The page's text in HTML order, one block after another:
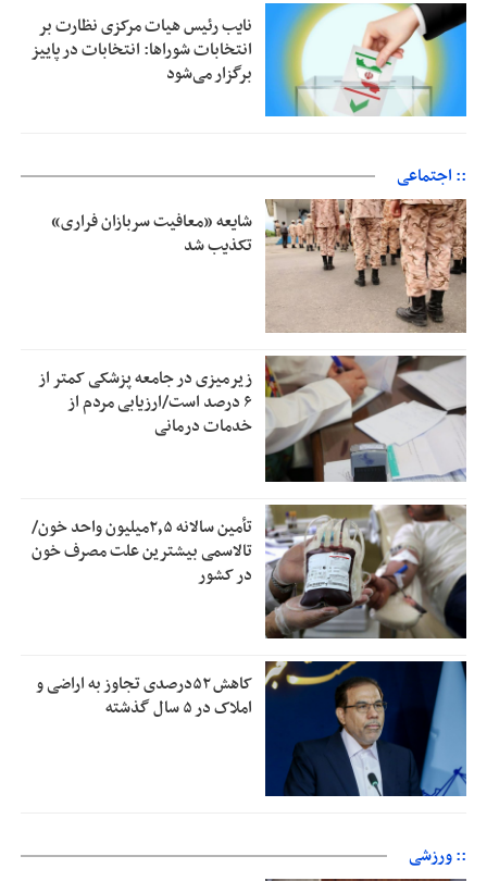
نایب رئیس هیات مرکزی نظارت بر
انتخابات شوراها: انتخابات در پاییز
برگزار می‌شود
:: اجتماعی
شایعه «معافیت سربازان فراری»
تکذیب شد
زیرمیزی در جامعه پزشکی کمتر از
۶ درصد است/ارزیابی مردم از
خدمات درمانی
تأمین سالانه ۲٫۵میلیون واحد خون/
تالاسمی بیشترین علت مصرف‌ خون
در کشور
کاهش ۵۲درصدی تجاوز به اراضی و
املاک در ۵ سال گذشته
:: ورزشی